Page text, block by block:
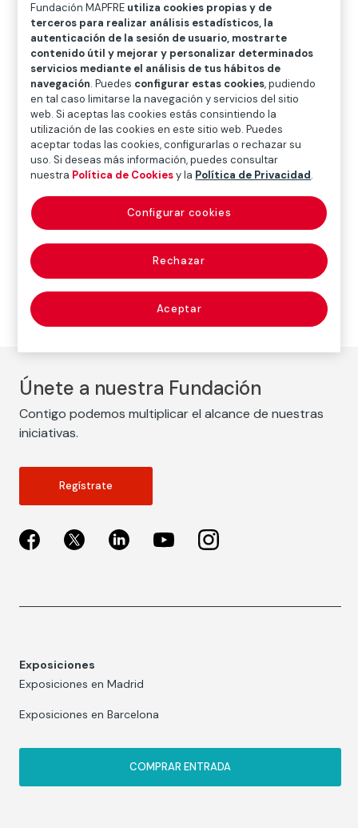
O
P Q R S T
U
V
W X Y Z
Diccionario de seguros
mancomunado
(joint; combined)
Que precisa el acuerdo de dos o más personas.
Únete a nuestra Fundación
Contigo podemos multiplicar el alcance de nuestras
iniciativas.
Regístrate
Exposiciones
Exposiciones en Madrid
Exposiciones en Barcelona
COMPRAR ENTRADA
Fundación MAPFRE utiliza cookies propias y de
terceros para realizar análisis estadísticos, la
autenticación de la sesión de usuario, mostrarte
contenido útil y mejorar y personalizar determinados
servicios mediante el análisis de tus hábitos de
navegación. Puedes configurar estas cookies, pudiendo
en tal caso limitarse la navegación y servicios del sitio
web. Si aceptas las cookies estás consintiendo la
utilización de las cookies en este sitio web. Puedes
aceptar todas las cookies, configurarlas o rechazar su
uso. Si deseas más información, puedes consultar
nuestra Política de Cookiesy la Política de Privacidad.
Rechazar
Aceptar
Configurar cookies